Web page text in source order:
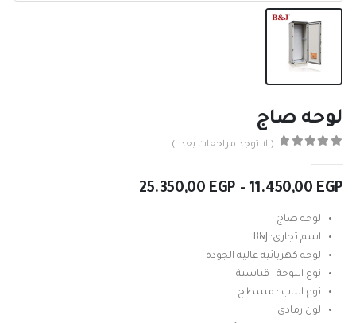
لوحه صاج
( لا توجد مراجعات بعد. )
11.450,00 EGP
–
25.350,00 EGP
نطاق
لوحه صاج
اسم تجاري: B&J
لوحة كهربائية عالية الجودة
نوع اللوحة : قياسية
نوع الباب : مسطح
لون رمادى